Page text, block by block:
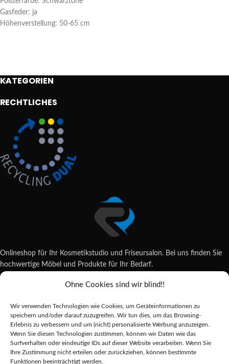
Ohne Cookies sind wir blind!!
Wir verwenden Technologien wie Cookies, um Geräteinformationen zu
speichern und/oder darauf zuzugreifen. Wir tun dies, um das Browsing-
Erlebnis zu verbessern und um (nicht) personalisierte Werbung anzuzeigen.
Wenn Sie diesen Technologien zustimmen, können wir Daten wie das
Surfverhalten oder eindeutige IDs auf dieser Website verarbeiten. Wenn Sie
Ihre Zustimmung nicht erteilen oder zurückziehen, können bestimmte
Funktionen beeinträchtigt werden.
Gasfeder: ja
Höhenverstellung: 50-65 cm
KATEGORIEN
RECHTLICHES
Onlineshop für Ihr Kosmetikstudio und Friseursalon. Bei uns finden Sie
hochwertige Möbel und Produkte für Ihr Bedarf.
Wildsachsener Str. 6, 65207 Wiesbaden
shop@reda-shop.de
REDA SHOP - Hochwertige Studio Ausstattung
2025.
Alle Preise inkl. der gesetzlichen MwSt.